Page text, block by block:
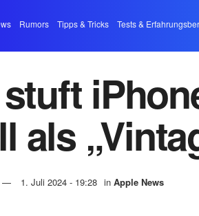
Rumors Tipps & Tricks Tests &
als
1. Juli 2024 - 19:28 in Apple News